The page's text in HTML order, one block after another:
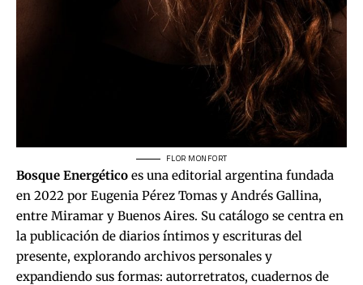
FLOR MONFORT
Bosque Energético es una editorial argentina fundada
en 2022 por Eugenia Pérez Tomas y Andrés Gallina,
entre Miramar y Buenos Aires. Su catálogo se centra en
la publicación de diarios íntimos y escrituras del
presente, explorando archivos personales y
expandiendo sus formas: autorretratos, cuadernos de